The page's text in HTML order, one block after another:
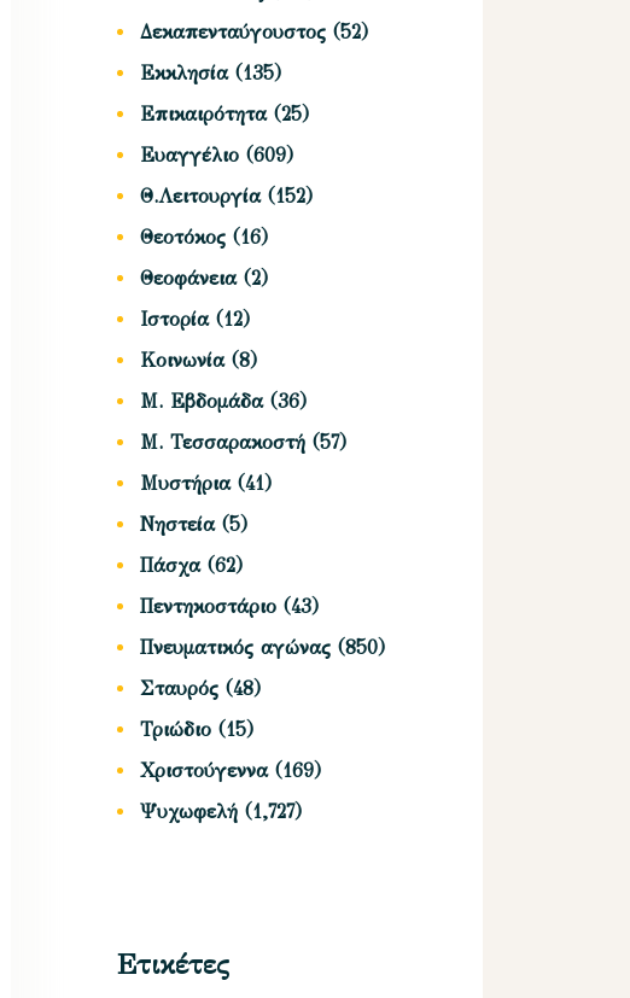
Δεκαπενταύγουστος (52)
Εκκλησία(135)
Επικαιρότητα(25)
Ευαγγέλιο (609)
Θ.Λειτουργία(152)
Θεοτόκος (16)
Θεοφάνεια(2)
Ιστορία(12)
Κοινωνία(8)
Μ. Εβδομάδα(36)
Μ. Τεσσαρακοστή (57)
Μυστήρια(41)
Νηστεία(5)
Πάσχα(62)
Πεντηκοστάριο (43)
Πνευματικός αγώνας (850)
Σταυρός (48)
Τριώδιο (15)
Χριστούγεννα(169)
Ψυχωφελή (1,727)
Ετικέτες